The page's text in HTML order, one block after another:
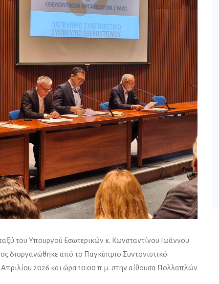
του Υπουργού Εσωτερικών κ. Κωνσταντίνου Ιωάννου
από το Παγκύπριο Συντονιστικό
2026 και ώρα 10:00 π.μ. στην αίθουσα Πολλαπλών